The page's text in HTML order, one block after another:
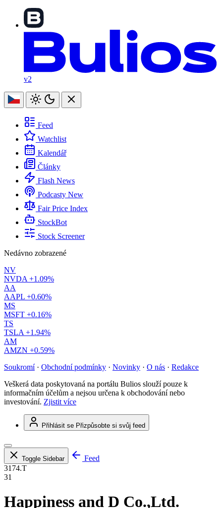
v2
Feed
Watchlist
Kalendář
Články
Flash News
Podcasty New
Fair Price Index
StockBot
Stock Screener
Nedávno zobrazené
NV
NVDA +1.09%
AA
AAPL +0.60%
MS
MSFT +0.16%
TS
TSLA +1.94%
AM
AMZN +0.59%
Soukromí · Obchodní podmínky · Novinky · O nás · Redakce
Veškerá data poskytovaná na portálu Bulios slouží pouze k
informačním účelům a nejsou určena k obchodování nebo
investování. Zjistit více
Přihlásit se Přizpůsobte si svůj feed
Toggle Sidebar
Feed
3174.T
31
Happiness and D Co.,Ltd.